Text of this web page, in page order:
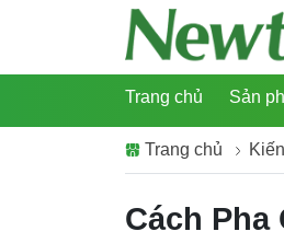
Trang chủ Sản
Trang chủ
Cách Pha